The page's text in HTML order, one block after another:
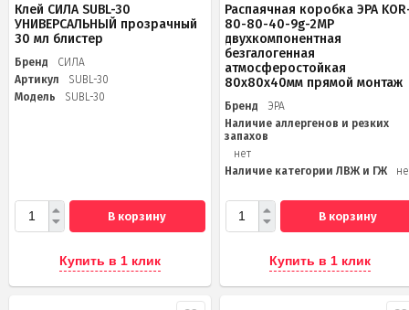
Клей СИЛА SUBL-30
УНИВЕРСАЛЬНЫЙ прозрачный
30 мл блистер
Бренд
СИЛА
Артикул
SUBL-30
Модель
SUBL-30
В корзину
Купить в 1 клик
Распаячная коробка ЭРА
80-80-40-9g-2MP
двухкомпонентная
безгалогенная
атмосферостойкая
80х80х40мм прямой монтаж
Бренд
ЭРА
Наличие аллергенов и резких
запахов
нет
Наличие категории ЛВЖ и ГЖ
В корзину
Купить в 1 клик